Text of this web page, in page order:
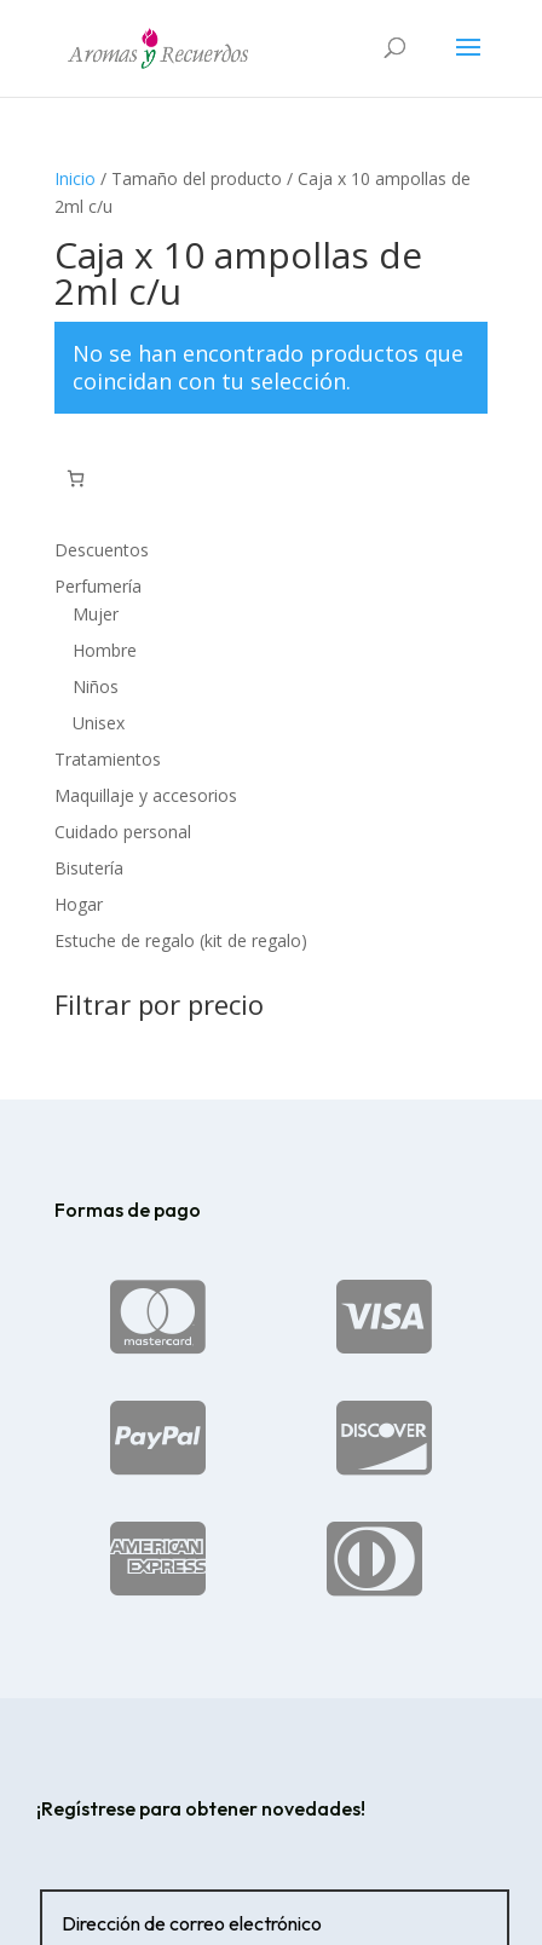
Inicio / Tamaño del producto / Caja x 10 ampollas de
2ml c/u
Caja x 10 ampollas de
2ml c/u
No se han encontrado productos que
coincidan con tu selección.
Descuentos
Perfumería
Mujer
Hombre
Niños
Unisex
Tratamientos
Maquillaje y accesorios
Cuidado personal
Bisutería
Hogar
Estuche de regalo (kit de regalo)
Filtrar por precio
Formas de pago






¡Regístrese para obtener novedades!